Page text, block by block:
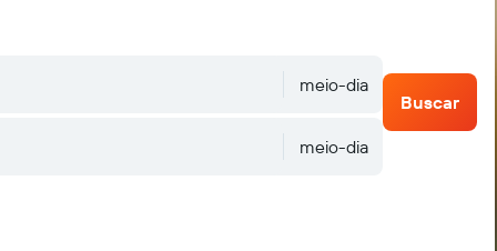
meio-dia
meio-dia
Buscar